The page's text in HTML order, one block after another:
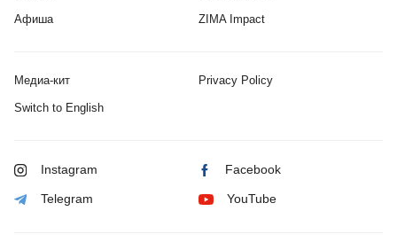
Афиша ZIMA Impact
Медиа-кит Privacy Policy
Switch to English
Instagram Facebook
Telegram YouTube